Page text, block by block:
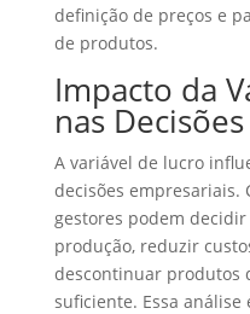
definição de preços e
de produtos.
Impacto da
nas
A variável de lucro
decisões empresariais.
gestores podem
produção, reduzir
descontinuar produtos
suficiente. Essa